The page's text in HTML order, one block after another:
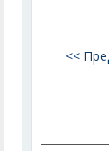
<<